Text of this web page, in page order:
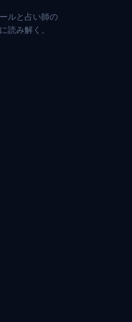
ルと占い師の
読み解く。